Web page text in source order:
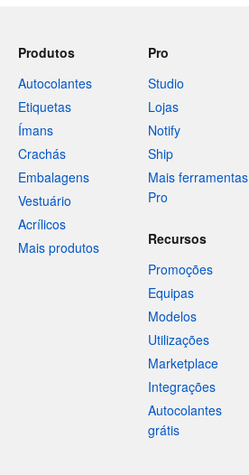
Produtos
Autocolantes
Etiquetas
Ímans
Crachás
Embalagens
Vestuário
Acrílicos
Mais produtos
Pro
Studio
Lojas
Notify
Ship
Mais ferramentas
Pro
Recursos
Promoções
Equipas
Modelos
Utilizações
Marketplace
Integrações
Autocolantes
grátis